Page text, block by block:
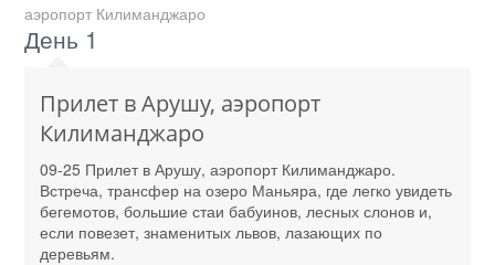
аэропорт Килиманджаро
День 1
Прилет в Арушу, аэропорт
Килиманджаро
09-25 Прилет в Арушу, аэропорт Килиманджаро.
Встреча, трансфер на озеро Маньяра, где легко увидеть
бегемотов, большие стаи бабуинов, лесных слонов и,
если повезет, знаменитых львов, лазающих по
деревьям.